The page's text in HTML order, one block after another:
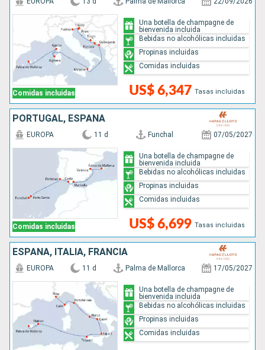
Comidas incluidas US$ 6,347 Tasas incluidas
Una botella de champagne de
bienvenida incluida
Bebidas no alcohólicas incluidas
Propinas incluidas
Comidas incluidas
PORTUGAL, ESPAÑA
Comidas incluidas
EUROPA 11 d Funchal 07/05/2027
US$ 6,699 Tasas incluidas
Una botella de champagne de
bienvenida incluida
Bebidas no alcohólicas incluidas
Propinas incluidas
Comidas incluidas
ESPAÑA, ITALIA, FRANCIA
EUROPA 11 d Palma de Mallorca 17/05/2027
Una botella de champagne de
bienvenida incluida
Bebidas no alcohólicas incluidas
Propinas incluidas
Comidas incluidas